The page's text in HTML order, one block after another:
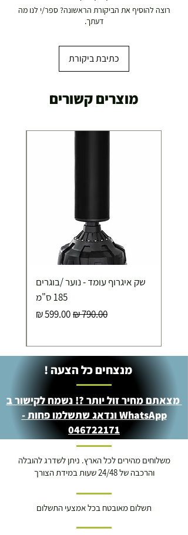
רוצה להוסיף את הביקורת הראשונה? ספר/י לנו מה
דעתך.
כתיבת ביקורת
מוצרים קשורים
שק איגרוף עומד - נוער /בוגרים
185 ס"מ
מחיר רגילמחיר מבצע
מנצחים כל הצעה !
מצאתם מחיר זול יותר ?! נשמח לקישור ב
WhatsApp ונדאג שתשלמו פחות -
046722171
משלוחים מהירים לכל הארץ. ניתן לשדרג להובלה
והרכבה של 24/48 שעות במידת הצורך
תשלום מאובטח בכל אמצעי התשלום